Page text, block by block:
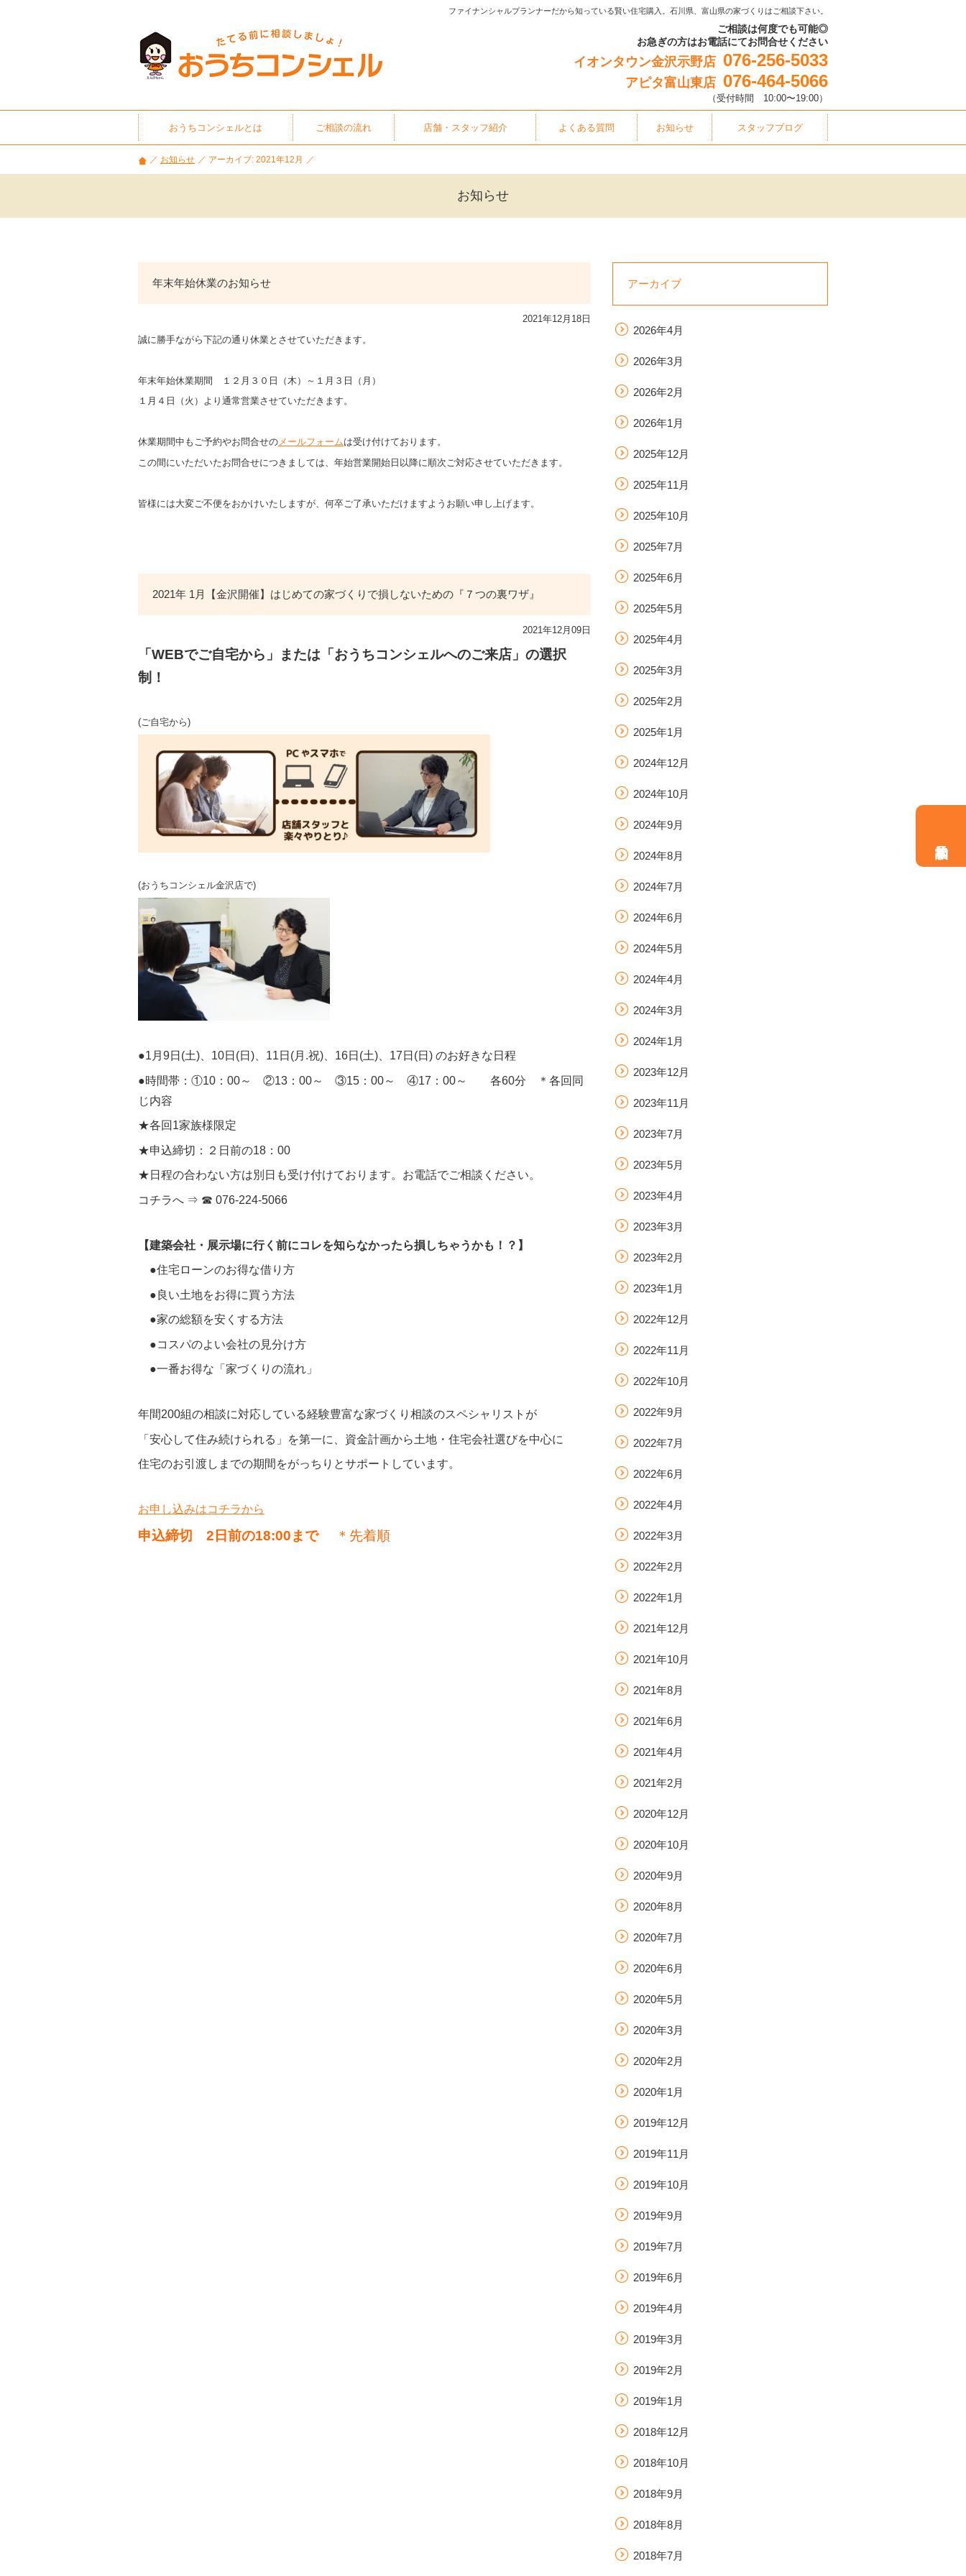
ファイナンシャルプランナーだから知っている賢い住宅購入。石川県、富山県の家づくりはご相談下さい。
ご相談は何度でも可能◎
お急ぎの方はお電話にてお問合せください
イオンタウン金沢示野店 076-256-5033
アピタ富山東店 076-464-5066
（受付時間 10:00〜19:00）
おうちコンシェルとは ご相談の流れ 店舗・スタッフ紹介 よくある質問 お知らせ スタッフブログ
お知らせ アーカイブ: 2021年12月
お知らせ
年末年始休業のお知らせ
2021年12月18日
誠に勝手ながら下記の通り休業とさせていただきます。
年末年始休業期間 １２月３０日（木）～１月３日（月）
１月４日（火）より通常営業させていただきます。
休業期間中もご予約やお問合せのメールフォームは受け付けております。
この間にいただいたお問合せにつきましては、年始営業開始日以降に順次ご対応させていただきます。
皆様には大変ご不便をおかけいたしますが、何卒ご了承いただけますようお願い申し上げます。
2021年 1月【金沢開催】はじめての家づくりで損しないための『７つの裏ワザ』
2021年12月09日
「WEBでご自宅から」または「おうちコンシェルへのご来店」の選択
制！
(ご自宅から)
(おうちコンシェル金沢店で)
●1月9日(土)、10日(日)、11日(月.祝)、16日(土)、17日(日) のお好きな日程
●時間帯：①10：00～ ②13：00～ ③15：00～ ④17：00～ 各60分 ＊各回同
じ内容
★各回1家族様限定
★申込締切：２日前の18：00
★日程の合わない方は別日も受け付けております。お電話でご相談ください。
コチラへ ⇒ ☎ 076-224-5066
【建築会社・展示場に行く前にコレを知らなかったら損しちゃうかも！？】
●住宅ローンのお得な借り方
●良い土地をお得に買う方法
●家の総額を安くする方法
●コスパのよい会社の見分け方
●一番お得な「家づくりの流れ」
年間200組の相談に対応している経験豊富な家づくり相談のスペシャリストが
「安心して住み続けられる」を第一に、資金計画から土地・住宅会社選びを中心に
住宅のお引渡しまでの期間をがっちりとサポートしています。
お申し込みはコチラから
申込締切 2日前の18:00まで＊先着順
アーカイブ
2026年4月
2026年3月
2026年2月
2026年1月
2025年12月
2025年11月
2025年10月
2025年7月
2025年6月
2025年5月
2025年4月
2025年3月
2025年2月
2025年1月
2024年12月
2024年10月
2024年9月
2024年8月
2024年7月
2024年6月
2024年5月
2024年4月
2024年3月
2024年1月
2023年12月
2023年11月
2023年7月
2023年5月
2023年4月
2023年3月
2023年2月
2023年1月
2022年12月
2022年11月
2022年10月
2022年9月
2022年7月
2022年6月
2022年4月
2022年3月
2022年2月
2022年1月
2021年12月
2021年10月
2021年8月
2021年6月
2021年4月
2021年2月
2020年12月
2020年10月
2020年9月
2020年8月
2020年7月
2020年6月
2020年5月
2020年3月
2020年2月
2020年1月
2019年12月
2019年11月
2019年10月
2019年9月
2019年7月
2019年6月
2019年4月
2019年3月
2019年2月
2019年1月
2018年12月
2018年10月
2018年9月
2018年8月
2018年7月